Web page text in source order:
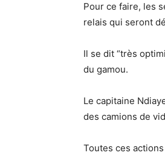
Pour ce faire, les
relais qui seront
Il se dit “très
du gamou.
Le capitaine
des camions de
Toutes ces